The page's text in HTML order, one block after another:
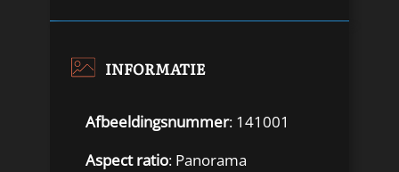
INFORMATIE
Afbeeldingsnummer: 141001
Aspect ratio: Panorama